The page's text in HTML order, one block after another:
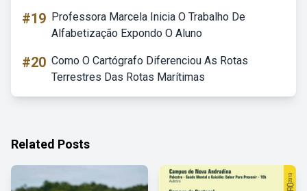
#19 Professora Marcela Inicia O Trabalho De
Alfabetização Expondo O Aluno
#20 Como O Cartógrafo Diferenciou As Rotas
Terrestres Das Rotas Marítimas
Related Posts